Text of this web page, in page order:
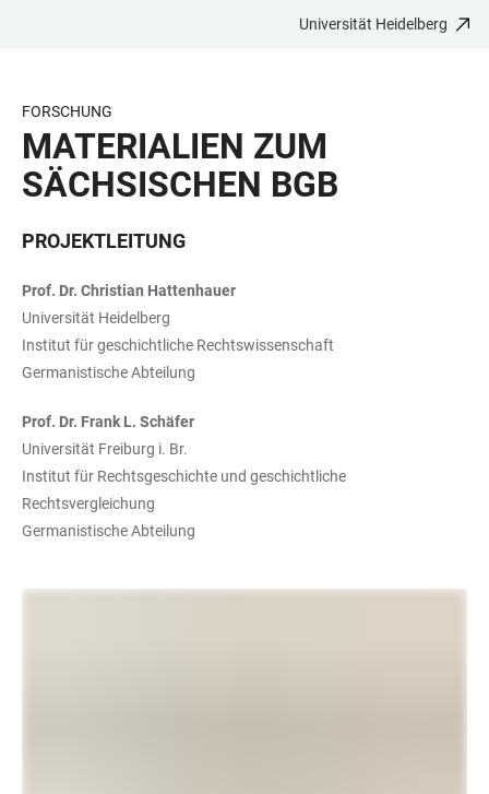
BARRIEREFREIHEIT
Universität Heidelberg
FORSCHUNG
MATERIALIEN ZUM
SÄCHSISCHEN BGB
PROJEKTLEITUNG
Prof. Dr. Christian Hattenhauer
Universität Heidelberg
Institut für geschichtliche Rechtswissenschaft
Germanistische Abteilung
Prof. Dr. Frank L. Schäfer
Universität Freiburg i. Br.
Institut für Rechtsgeschichte und geschichtliche
Rechtsvergleichung
Germanistische Abteilung